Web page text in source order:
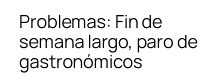
Problemas: Fin de
semana largo, paro de
gastronómicos